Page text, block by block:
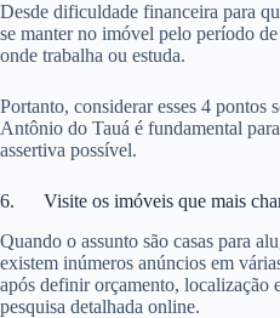
Desde dificuldade financeira para
se manter no imóvel pelo período
onde trabalha ou estuda.
Portanto, considerar esses 4 pontos
Antônio do Tauá é fundamental
assertiva possível.
6. Visite os imóveis que mais
Quando o assunto são casas para
existem inúmeros anúncios em
após definir orçamento, localização
pesquisa detalhada online.